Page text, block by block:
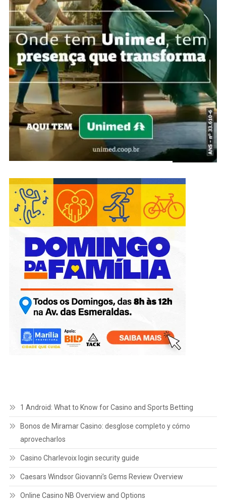
1 Android: What to Know for Casino and Sports Betting
Bonos de Miramar Casino: desglose completo y cómo
aprovecharlos
Casino Charlevoix login security guide
Caesars Windsor Giovanni’s Gems Review Overview
Online Casino NB Overview and Options